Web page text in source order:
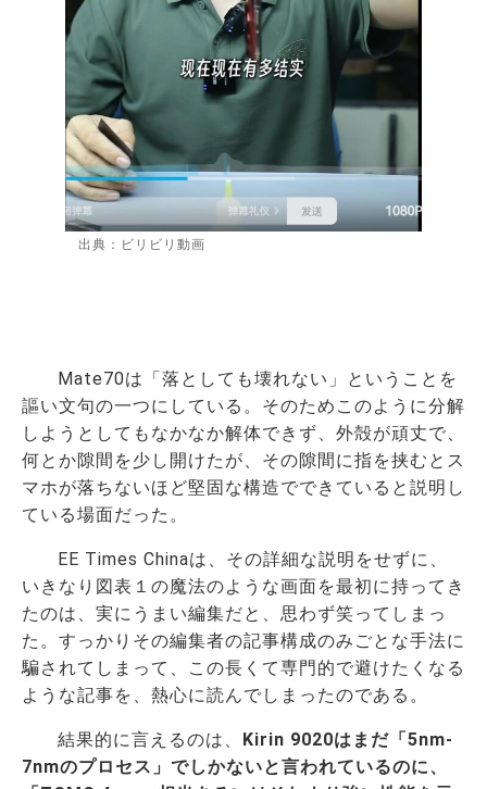
出典：ビリビリ動画
Mate70は「落としても壊れない」ということを
謳い文句の一つにしている。そのためこのように分解
しようとしてもなかなか解体できず、外殻が頑丈で、
何とか隙間を少し開けたが、その隙間に指を挟むとス
マホが落ちないほど堅固な構造でできていると説明し
ている場面だった。
EE Times Chinaは、その詳細な説明をせずに、
いきなり図表１の魔法のような画面を最初に持ってき
たのは、実にうまい編集だと、思わず笑ってしまっ
た。すっかりその編集者の記事構成のみごとな手法に
騙されてしまって、この長くて専門的で避けたくなる
ような記事を、熱心に読んでしまったのである。
結果的に言えるのは、 Kirin 9020はまだ「5nm-
7nmのプロセス」でしかないと言われているのに、